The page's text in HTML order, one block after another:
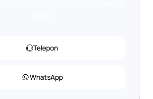
Telepon
WhatsApp